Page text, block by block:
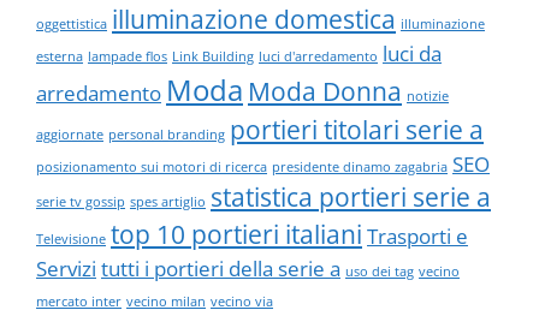
oggettistica illuminazione domestica illuminazione
esterna lampade flos Link Building luci d'arredamento luci da
arredamento Moda Moda Donna notizie
aggiornate personal branding portieri titolari serie a
posizionamento sui motori di ricerca presidente dinamo zagabria SEO
serie tv gossip spes artiglio statistica portieri serie a
Televisione top 10 portieri italiani Trasporti e
Servizi tutti i portieri della serie a uso dei tag vecino
mercato inter vecino milan vecino via